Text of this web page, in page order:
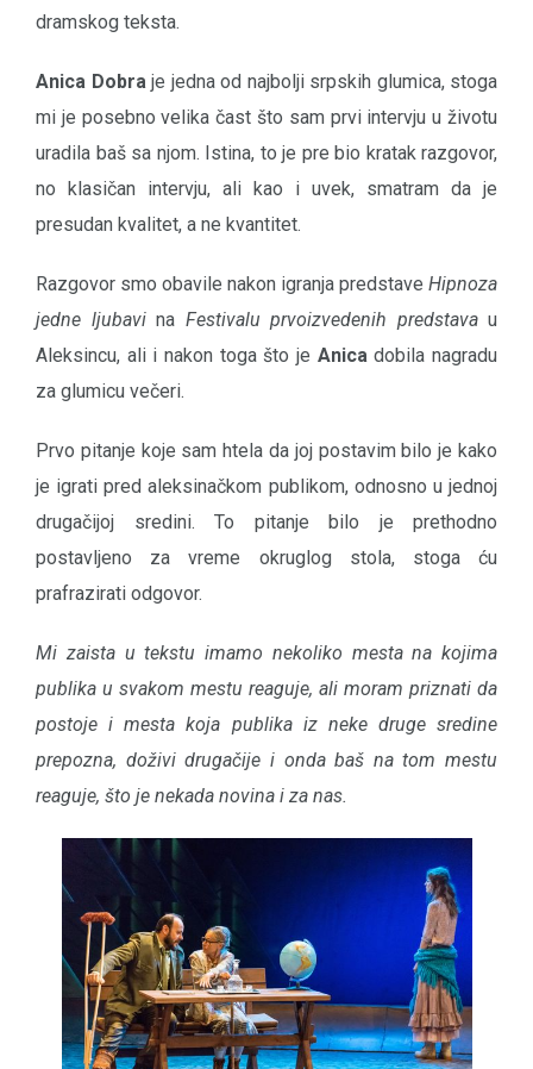
dramskog teksta.
Anica Dobraje jedna od najbolji srpskih glumica, stoga
mi je posebno velika čast što sam prvi intervju u životu
uradila baš sa njom. Istina, to je pre bio kratak razgovor,
no klasičan intervju, ali kao i uvek, smatram da je
presudan kvalitet, a ne kvantitet.
Razgovor smo obavile nakon igranja predstave Hipnoza
jedne ljubavina Festivalu prvoizvedenih predstavau
Aleksincu, ali i nakon toga što je Anicadobila nagradu
za glumicu večeri.
Prvo pitanje koje sam htela da joj postavim bilo je kako
je igrati pred aleksinačkom publikom, odnosno u jednoj
drugačijoj sredini. To pitanje bilo je prethodno
postavljeno za vreme okruglog stola, stoga ću
prafrazirati odgovor.
Mi zaista u tekstu imamo nekoliko mesta na kojima
publika u svakom mestu reaguje, ali moram priznati da
postoje i mesta koja publika iz neke druge sredine
prepozna, doživi drugačije i onda baš na tom mestu
reaguje, što je nekada novina i za nas.